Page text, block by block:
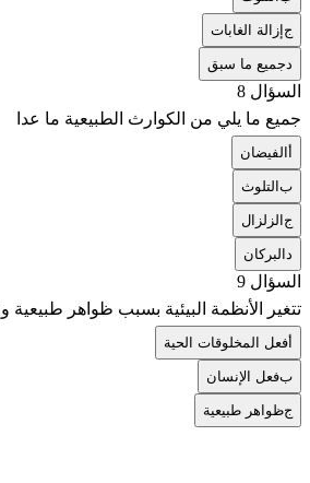
ج إزالة الغابات
د جميع ما سبق
السؤال 8
جميع ما يلي من الكوارث الطبيعية ما عدا
أ الفيضان
ب التلوث
ج الزلزال
د البركان
السؤال 9
تتغير الأنظمة البيئية بسبب ظواهر
أفعل المخلوقات الحية
بفعل الإنسان
جظواهر طبيعية